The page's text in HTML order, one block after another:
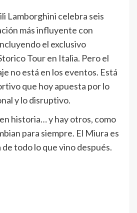
Lamborghini celebra seis
más influyente con
el exclusivo
Tour en Italia. Pero el
no está en los eventos. Está
que hoy apuesta por lo
y lo disruptivo.
historia… y hay otros, como
para siempre. El Miura es
todo lo que vino después.